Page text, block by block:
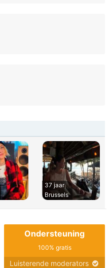
37 jaar
Brussels
Ondersteuning
100% gratis
Luisterende moderators